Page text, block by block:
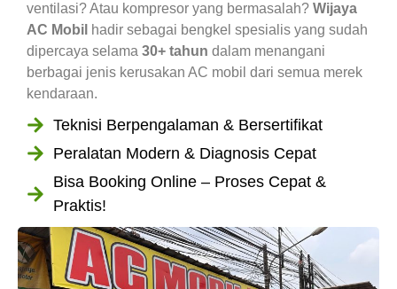
ventilasi? Atau kompresor yang bermasalah? Wijaya
AC Mobil hadir sebagai bengkel spesialis yang sudah
dipercaya selama 30+ tahun dalam menangani
berbagai jenis kerusakan AC mobil dari semua merek
kendaraan.
Teknisi Berpengalaman & Bersertifikat
Peralatan Modern & Diagnosis Cepat
Bisa Booking Online – Proses Cepat &
Praktis!